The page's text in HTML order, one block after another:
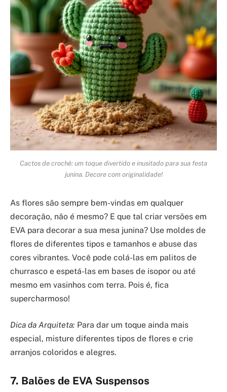
Cactos de crochê: um toque divertido e inusitado para sua festa
junina. Decore com originalidade!
As flores são sempre bem-vindas em qualquer
decoração, não é mesmo? E que tal criar versões em
EVA para decorar a sua mesa junina? Use moldes de
flores de diferentes tipos e tamanhos e abuse das
cores vibrantes. Você pode colá-las em palitos de
churrasco e espetá-las em bases de isopor ou até
mesmo em vasinhos com terra. Pois é, fica
supercharmoso!
Dica da Arquiteta: Para dar um toque ainda mais
especial, misture diferentes tipos de flores e crie
arranjos coloridos e alegres.
7. Balões de EVA Suspensos